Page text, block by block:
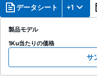
データシート +1
製品モデル
1Ku当たりの価格
サ